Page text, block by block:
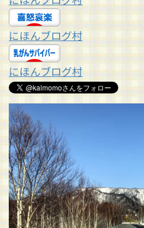
にほんブログ村
にほんブログ村